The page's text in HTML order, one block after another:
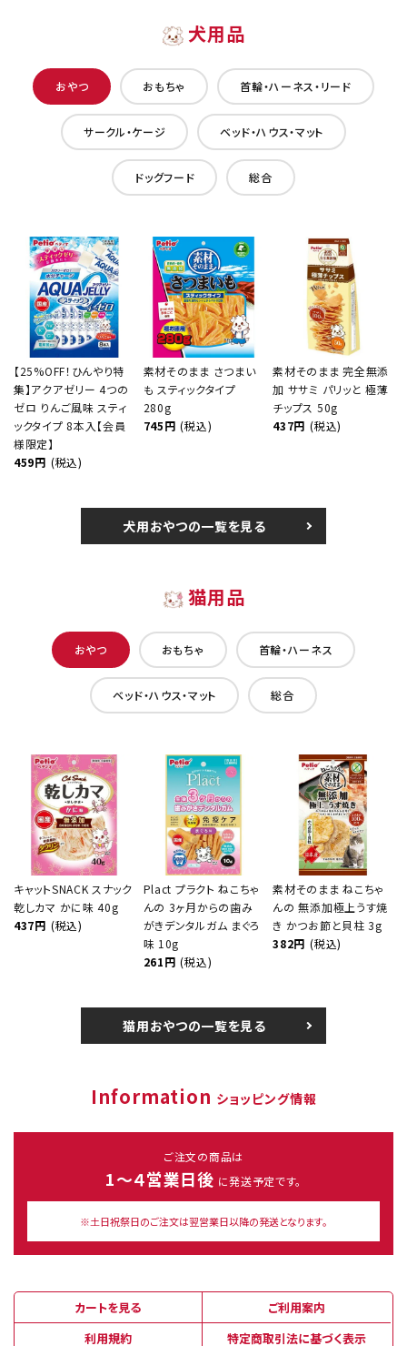
犬用品
おやつ おもちゃ 首輪・ハーネス・リード
サークル・ケージ ベッド・ハウス・マット
ドッグフード 総合
【25%OFF！ひんやり特
集】アクアゼリー 4つの
ゼロ りんご風味 スティ
ックタイプ 8本入【会員
様限定】
459円 (税込)
素材そのまま さつまい
も スティックタイプ
280g
745円 (税込)
素材そのまま 完全無添
加 ササミ パリッと 極薄
チップス 50g
437円 (税込)
犬用おやつの一覧を見る
猫用品
おやつ おもちゃ 首輪・ハーネス
ベッド・ハウス・マット 総合
キャットSNACK スナック
乾しカマ かに味 40g
437円 (税込)
Plact プラクト ねこちゃ
んの 3ヶ月からの歯み
がきデンタルガム まぐろ
味 10g
261円 (税込)
素材そのまま ねこちゃ
んの 無添加極上うす焼
き かつお節と貝柱 3g
382円 (税込)
猫用おやつの一覧を見る
Information ショッピング情報
ご注文の商品は
1～４営業日後 に発送予定です。
※土日祝祭日のご注文は翌営業日以降の発送となります。
カートを見る
ご利用案内
利用規約
特定商取引法に基づく表示